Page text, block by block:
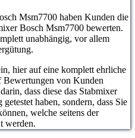
Msm7700 haben Kunden die
Bosch Msm7700 bewerten.
unabhängig, vor allem
hier auf eine komplett ehrliche
Bewertungen von Kunden
dass diese das Stabmixer
haben, sondern, dass Sie
welche seitens der
werden.